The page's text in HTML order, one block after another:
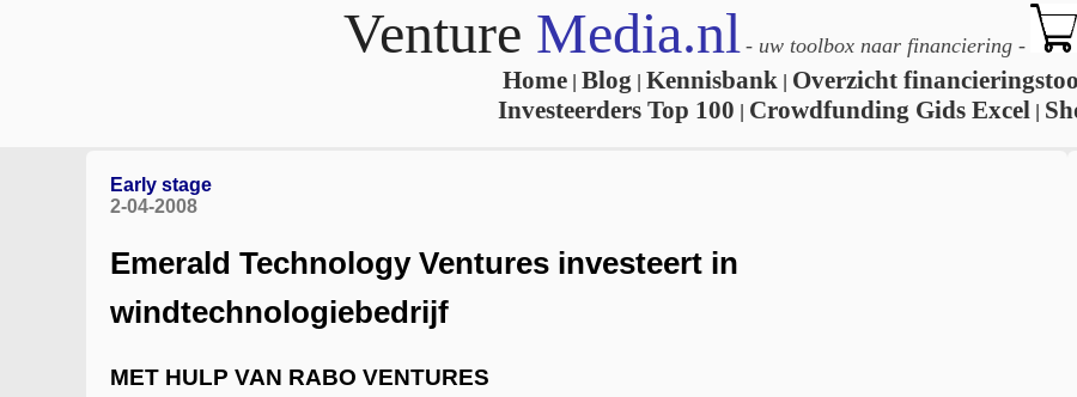
Venture Media.nl - uw toolbox naar financiering -
Home Blog Kennisbank Overzicht
Investeerders Top 100 Crowdfunding Gids Excel
Early stage
2-04-2008
Emerald Technology Ventures investeert in
windtechnologiebedrijf
MET HULP VAN RABO VENTURES